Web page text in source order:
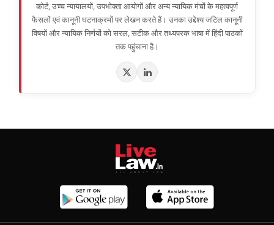
कोर्ट, उच्च न्यायालयों, उपभोक्ता आयोगों और अन्य न्यायिक मंचों के महत्वपूर्ण
फैसलों एवं कानूनी घटनाक्रमों पर लेखन करते हैं। उनका उद्देश्य जटिल कानूनी
विषयों और न्यायिक निर्णयों को सरल, सटीक और तथ्यपरक भाषा में हिंदी पाठकों
तक पहुंचाना है।